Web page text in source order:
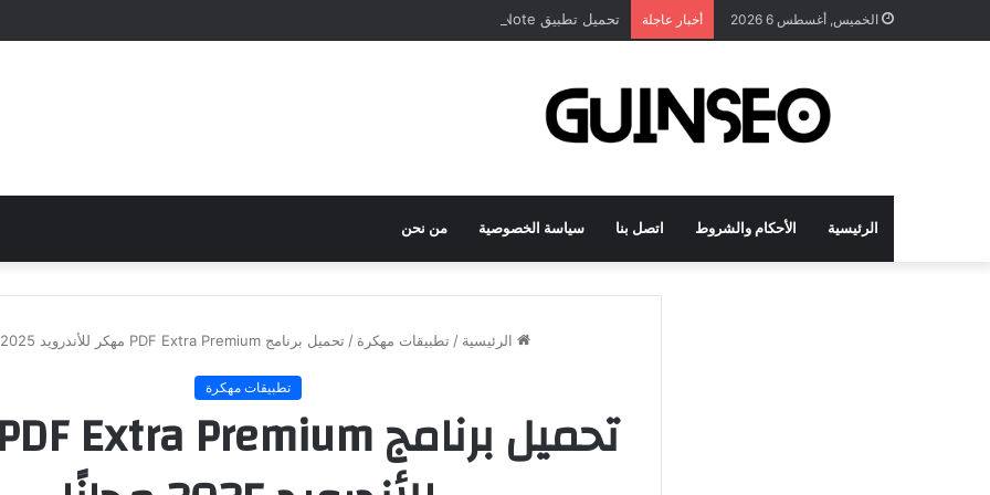
الخميس, أغسطس 6 2026 أخبار عاجلة تحميل تطبيق DrawNote مهكر 2026 النسخة المدفوعة للأندرويد مجاناً
الرئيسية الأحكام والشروط اتصل بنا سياسة الخصوصية من نحن
الرئيسية / تطبيقات مهكرة / تحميل برنامج PDF Extra Premium مهكر للأندرويد 2025 مجانًا
تطبيقات مهكرة